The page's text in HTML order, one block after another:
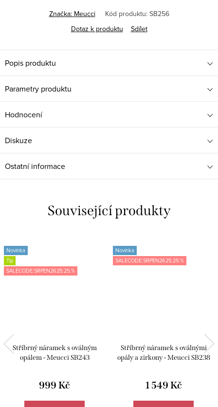
Značka: Meucci Kód produktu: SB256
Dotaz k produktu
Sdílet
Popis produktu
Parametry produktu
Hodnocení
Diskuze
Ostatní informace
Související produkty
Novinka
Tip
SALECODE:SRPEN2625:25:%
Stříbrný náramek s oválným
opálem - Meucci SB243
999 Kč
Novinka
SALECODE:SRPEN2625:25:%
Stříbrný náramek s oválnými
opály a zirkony - Meucci SB238
1 549 Kč